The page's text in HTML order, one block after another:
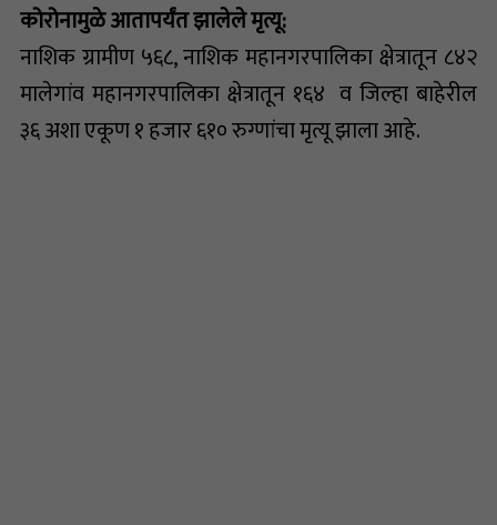
कोरोनामुळे आतापर्यंत झालेले मृत्यू:
नाशिक ग्रामीण ५६८, नाशिक महानगरपालिका क्षेत्रातून ८४२
मालेगांव महानगरपालिका क्षेत्रातून १६४ व जिल्हा बाहेरील
३६ अशा एकूण १ हजार ६१० रुग्णांचा मृत्यू झाला आहे.